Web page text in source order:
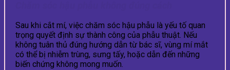
Sau khi cắt mí, việc chăm sóc hậu phẫu là yếu tố quan
trọng quyết định sự thành công của phẫu thuật. Nếu
không tuân thủ đúng hướng dẫn từ bác sĩ, vùng mí mắt
có thể bị nhiễm trùng, sưng tấy, hoặc dẫn đến những
biến chứng không mong muốn.